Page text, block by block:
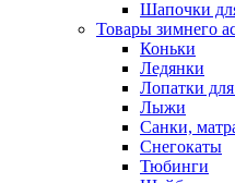
Шапочки
Товары зимнего
Коньки
Ледянки
Лопатки
Лыжи
Санки,
Снегокаты
Тюбинги